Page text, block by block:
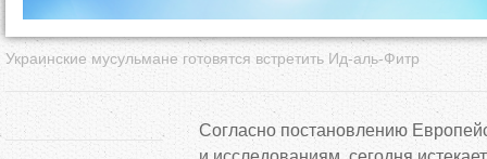
Украинские мусульмане готовятся встретить Ид-аль-Фитр
Согласно постановлению